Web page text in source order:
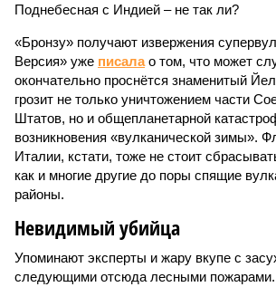
Поднебесная с Индией – не так ли?
«Бронзу» получают извержения
Версия» уже писалао том, что может
окончательно проснётся знаменитый
грозит не только уничтожением части
Штатов, но и общепланетарной
возникновения «вулканической зимы».
Италии, кстати, тоже не стоит
как и многие другие до поры спящие
районы.
Невидимый убийца
Упоминают эксперты и жару вкупе с
следующими отсюда лесными пожарами.